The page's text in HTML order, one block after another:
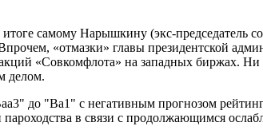
самому Нарышкину (экс-председатель
«отмазки» главы президентской
«Совкомфлота» на западных биржах. Ни
делом.
до "Ba1" с негативным прогнозом
в связи с продолжающимся